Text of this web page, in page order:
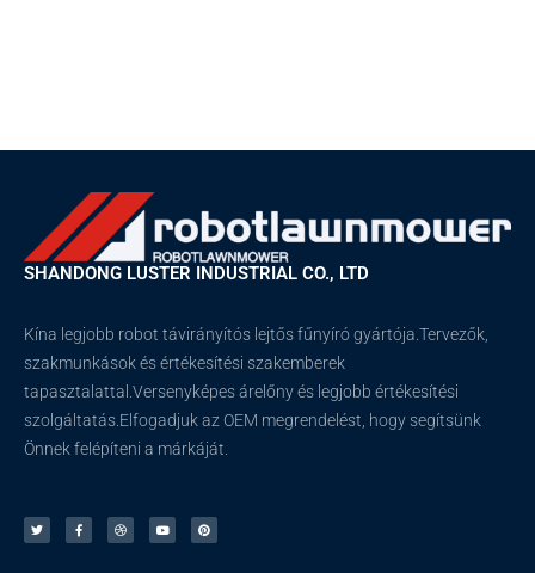
SHANDONG LUSTER INDUSTRIAL CO., LTD
Kína legjobb robot távirányítós lejtős fűnyíró gyártója.Tervezők,
szakmunkások és értékesítési szakemberek
tapasztalattal.Versenyképes árelőny és legjobb értékesítési
szolgáltatás.Elfogadjuk az OEM megrendelést, hogy segítsünk
Önnek felépíteni a márkáját.
i
t
t
c
e
b
e
p
e
u
t
u
n
t
e